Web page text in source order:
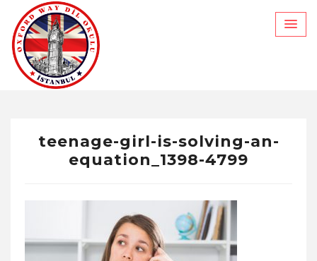
content
teenage-girl-is-solving-an-
equation_1398-4799